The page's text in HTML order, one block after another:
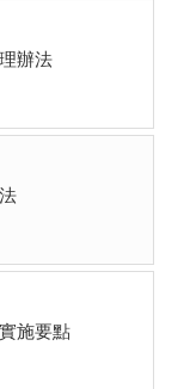
辦法
施要點